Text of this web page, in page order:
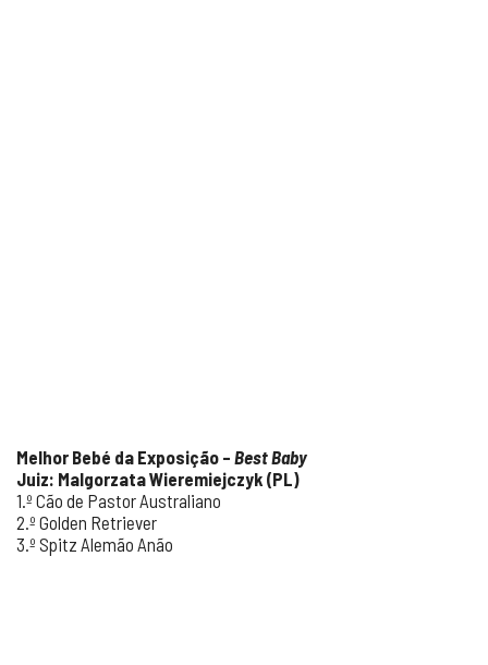
Melhor Bebé da Exposição – Best Baby
Juiz: Malgorzata Wieremiejczyk (PL)
1.º Cão de Pastor Australiano
2.º Golden Retriever
3.º Spitz Alemão Anão